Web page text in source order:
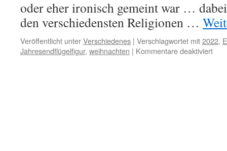
oder eher ironisch gemeint war …
den verschiedensten Religionen …
Veröffentlicht unterVerschiedenes | Verschlagwortet mit2022,
Jahresendflügelfigur, weihnachten | Kommentare deaktiviertfür